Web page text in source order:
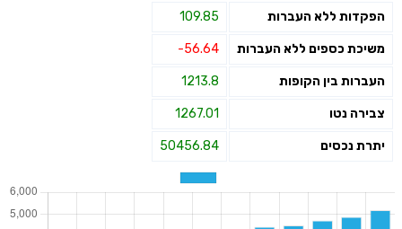
הפקדות ללא העברות 109.85
משיכת כספים ללא העברות -56.64
העברות בין הקופות 1213.8
צבירה נטו 1267.01
יתרת נכסים 50456.84